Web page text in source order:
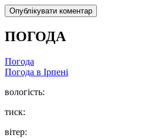
ПОГОДА
Погода
Погода в Ірпені
вологість:
тиск:
вітер: